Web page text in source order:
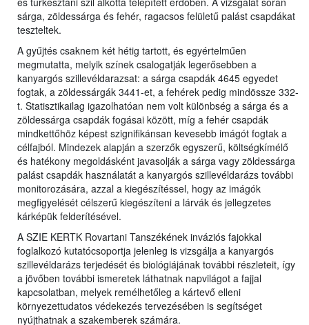
sárga, zöldessárga és fehér, ragacsos felületű palást csapdákat
teszteltek.
A gyűjtés csaknem két hétig tartott, és egyértelműen
megmutatta, melyik színek csalogatják legerősebben a
kanyargós szillevéldarazsat: a sárga csapdák 4645 egyedet
fogtak, a zöldessárgák 3441-et, a fehérek pedig mindössze 332-
t. Statisztikailag igazolhatóan nem volt különbség a sárga és a
zöldessárga csapdák fogásai között, míg a fehér csapdák
mindkettőhöz képest szignifikánsan kevesebb imágót fogtak a
célfajból. Mindezek alapján a szerzők egyszerű, költségkímélő
és hatékony megoldásként javasolják a sárga vagy zöldessárga
palást csapdák használatát a kanyargós szillevéldarázs további
monitorozására, azzal a kiegészítéssel, hogy az imágók
megfigyelését célszerű kiegészíteni a lárvák és jellegzetes
kárképük felderítésével.
A SZIE KERTK Rovartani Tanszékének inváziós fajokkal
foglalkozó kutatócsoportja jelenleg is vizsgálja a kanyargós
szillevéldarázs terjedését és biológiájának további részleteit, így
a jövőben további ismeretek láthatnak napvilágot a fajjal
kapcsolatban, melyek remélhetőleg a kártevő elleni
környezettudatos védekezés tervezésében is segítséget
nyújthatnak a szakemberek számára.